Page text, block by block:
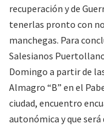
recuperación y de
tenerlas pronto con
manchegas. Para
Salesianos
Domingo a partir de
Almagro “B” en el
ciudad, encuentro
autonómica y que